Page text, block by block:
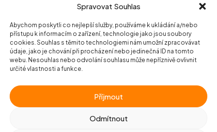
Spravovat Souhlas
Abychom poskytli co nejlepší služby, používáme k ukládání a/nebo
přístupu k informacím o zařízení, technologie jako jsou soubory
cookies. Souhlas s těmito technologiemi nám umožní zpracovávat
údaje, jako je chování při procházení nebo jedinečná ID na tomto
webu. Nesouhlas nebo odvolání souhlasu může nepříznivě ovlivnit
určité vlastnosti a funkce.
Příjmout
Odmítnout
© 2026 Vyklizeni.cz (mapa stránek)
Chráněno služboureCAPTCHA